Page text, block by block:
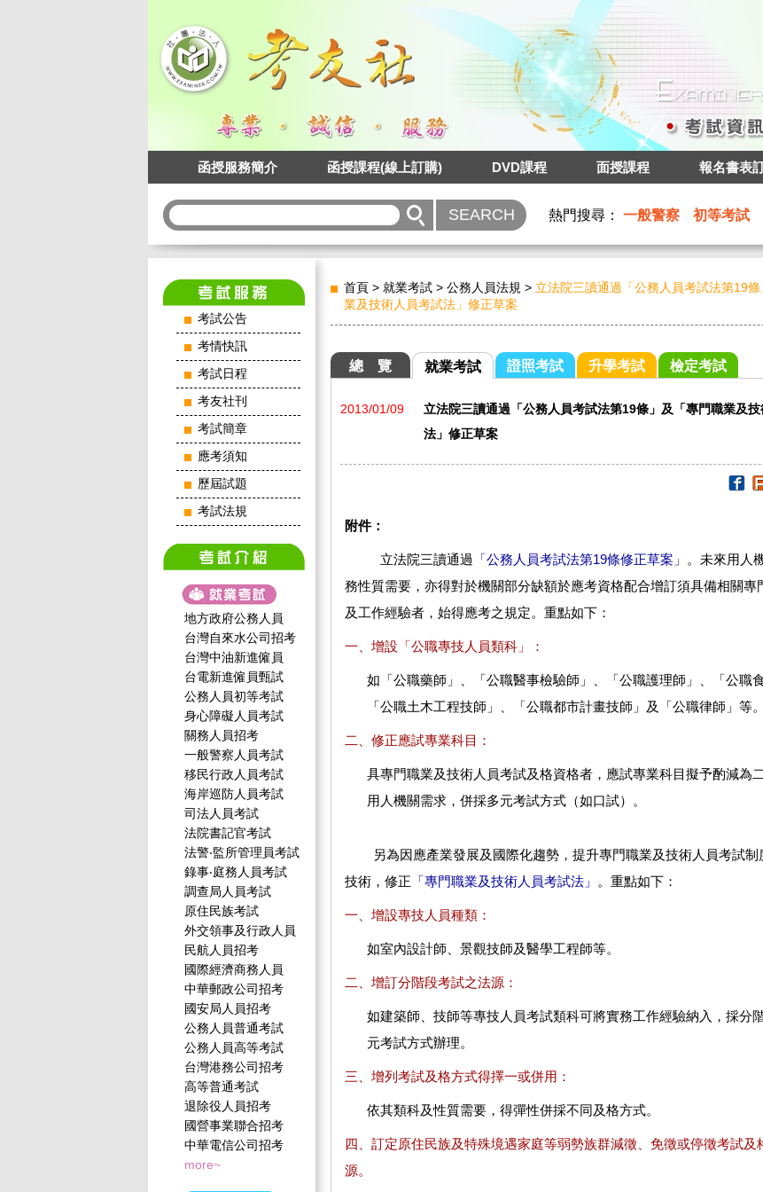
函授服務簡介 函授課程(線上訂購) DVD課程 面授課程 報名書表
熱門搜尋： 一般警察 初等考試
考試公告
考情快訊
考試日程
考友社刊
考試簡章
應考須知
歷屆試題
考試法規
地方政府公務人員
台灣自來水公司招考
台灣中油新進僱員
台電新進僱員甄試
公務人員初等考試
身心障礙人員考試
關務人員招考
一般警察人員考試
移民行政人員考試
海岸巡防人員考試
司法人員考試
法院書記官考試
法警‧監所管理員考試
錄事‧庭務人員考試
調查局人員考試
原住民族考試
外交領事及行政人員
民航人員招考
國際經濟商務人員
中華郵政公司招考
國安局人員招考
公務人員普通考試
公務人員高等考試
台灣港務公司招考
高等普通考試
退除役人員招考
國營事業聯合招考
中華電信公司招考
more~
首頁 > 就業考試 > 公務人員法規 > 立法院三讀通過「公務人員考試法第19
業及技術人員考試法」修正草案
總 覽 就業考試 證照考試 升學考試 檢定考試
2013/01/09
立法院三讀通過「公務人員考試法第19條」及「專門職業及
法」修正草案
附件：
立法院三讀通過 「公務人員考試法第19條修正草案」
。未來用人
務性質需要，亦得對於機關部分缺額於應考資格配合增訂須具備相關專
及工作經驗者，始得應考之規定。重點如下：
一、增設「公職專技人員類科」：
如「公職藥師」、「公職醫事檢驗師」、「公職護理師」、「公職食
「公職土木工程技師」、「公職都市計畫技師」及「公職律師」等。
二、修正應試專業科目：
具專門職業及技術人員考試及格資格者，應試專業科目擬予酌減為
用人機關需求，併採多元考試方式（如口試）。
另為因應產業發展及國際化趨勢，提升專門職業及技術人員考試制
技術，修正 「專門職業及技術人員考試法」 。重點如下：
一、增設專技人員種類：
如室內設計師、景觀技師及醫學工程師等。
二、增訂分階段考試之法源：
如建築師、技師等專技人員考試類科可將實務工作經驗納入，採分
元考試方式辦理。
三、增列考試及格方式得擇一或併用：
依其類科及性質需要，得彈性併採不同及格方式。
四、訂定原住民族及特殊境遇家庭等弱勢族群減徵、免徵或停徵考試及
源。